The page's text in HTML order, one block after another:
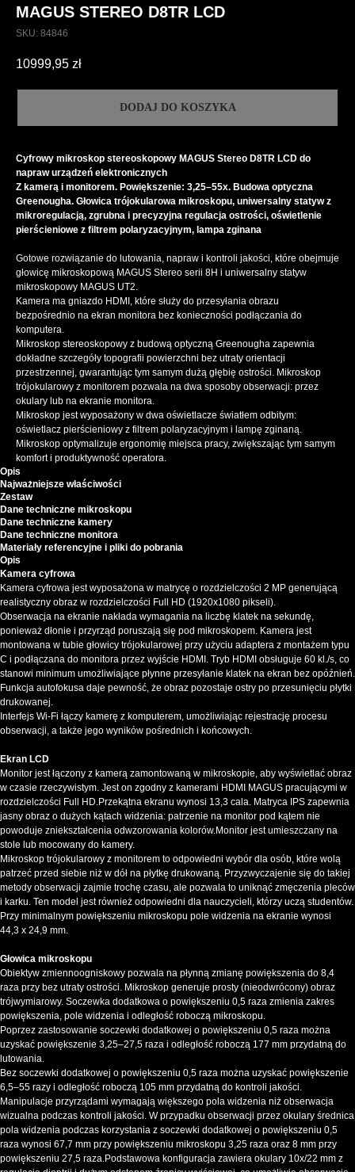
MAGUS STEREO D8TR LCD
SKU: 84846
10999,95 zł
DODAJ DO KOSZYKA
Cyfrowy mikroskop stereoskopowy MAGUS Stereo D8TR LCD do
napraw urządzeń elektronicznych
Z kamerą i monitorem. Powiększenie: 3,25–55х. Budowa optyczna
Greenougha. Głowica trójokularowa mikroskopu, uniwersalny statyw z
mikroregulacją, zgrubna i precyzyjna regulacja ostrości, oświetlenie
pierścieniowe z filtrem polaryzacyjnym, lampa zginana
Gotowe rozwiązanie do lutowania, napraw i kontroli jakości, które obejmuje
głowicę mikroskopową MAGUS Stereo serii 8H i uniwersalny statyw
mikroskopowy MAGUS UT2.
Kamera ma gniazdo HDMI, które służy do przesyłania obrazu
bezpośrednio na ekran monitora bez konieczności podłączania do
komputera.
Mikroskop stereoskopowy z budową optyczną Greenougha zapewnia
dokładne szczegóły topografii powierzchni bez utraty orientacji
przestrzennej, gwarantując tym samym dużą głębię ostrości. Mikroskop
trójokularowy z monitorem pozwala na dwa sposoby obserwacji: przez
okulary lub na ekranie monitora.
Mikroskop jest wyposażony w dwa oświetlacze światłem odbitym:
oświetlacz pierścieniowy z filtrem polaryzacyjnym i lampę zginaną.
Mikroskop optymalizuje ergonomię miejsca pracy, zwiększając tym samym
komfort i produktywność operatora.
Opis
Najważniejsze właściwości
Zestaw
Dane techniczne mikroskopu
Dane techniczne kamery
Dane techniczne monitora
Materiały referencyjne i pliki do pobrania
Opis
Kamera cyfrowa
Kamera cyfrowa jest wyposażona w matrycę o rozdzielczości 2 MP generującą
realistyczny obraz w rozdzielczości Full HD (1920x1080 pikseli).
Obserwacja na ekranie nakłada wymagania na liczbę klatek na sekundę,
ponieważ dłonie i przyrząd poruszają się pod mikroskopem. Kamera jest
montowana w tubie głowicy trójokularowej przy użyciu adaptera z montażem typu
C i podłączana do monitora przez wyjście HDMI. Tryb HDMI obsługuje 60 kl./s, co
stanowi minimum umożliwiające płynne przesyłanie klatek na ekran bez opóźnień.
Funkcja autofokusa daje pewność, że obraz pozostaje ostry po przesunięciu płytki
drukowanej.
Interfejs Wi-Fi łączy kamerę z komputerem, umożliwiając rejestrację procesu
obserwacji, a także jego wyników pośrednich i końcowych.
Ekran LCD
Monitor jest łączony z kamerą zamontowaną w mikroskopie, aby wyświetlać obraz
w czasie rzeczywistym. Jest on zgodny z kamerami HDMI MAGUS pracującymi w
rozdzielczości Full HD.Przekątna ekranu wynosi 13,3 cala. Matryca IPS zapewnia
jasny obraz o dużych kątach widzenia: patrzenie na monitor pod kątem nie
powoduje zniekształcenia odwzorowania kolorów.Monitor jest umieszczany na
stole lub mocowany do kamery.
Mikroskop trójokularowy z monitorem to odpowiedni wybór dla osób, które wolą
patrzeć przed siebie niż w dół na płytkę drukowaną. Przyzwyczajenie się do takiej
metody obserwacji zajmie trochę czasu, ale pozwala to uniknąć zmęczenia pleców
i karku. Ten model jest również odpowiedni dla nauczycieli, którzy uczą studentów.
Przy minimalnym powiększeniu mikroskopu pole widzenia na ekranie wynosi
44,3 x 24,9 mm.
Głowica mikroskopu
Obiektyw zmiennoogniskowy pozwala na płynną zmianę powiększenia do 8,4
raza przy bez utraty ostrości. Mikroskop generuje prosty (nieodwrócony) obraz
trójwymiarowy. Soczewka dodatkowa o powiększeniu 0,5 raza zmienia zakres
powiększenia, pole widzenia i odległość roboczą mikroskopu.
Poprzez zastosowanie soczewki dodatkowej o powiększeniu 0,5 raza można
uzyskać powiększenie 3,25–27,5 raza i odległość roboczą 177 mm przydatną do
lutowania.
Bez soczewki dodatkowej o powiększeniu 0,5 raza można uzyskać powiększenie
6,5–55 razy i odległość roboczą 105 mm przydatną do kontroli jakości.
Manipulacje przyrządami wymagają większego pola widzenia niż obserwacja
wizualna podczas kontroli jakości. W przypadku obserwacji przez okulary średnica
pola widzenia podczas korzystania z soczewki dodatkowej o powiększeniu 0,5
raza wynosi 67,7 mm przy powiększeniu mikroskopu 3,25 raza oraz 8 mm przy
powiększeniu 27,5 raza.Podstawowa konfiguracja zawiera okulary 10x/22 mm z